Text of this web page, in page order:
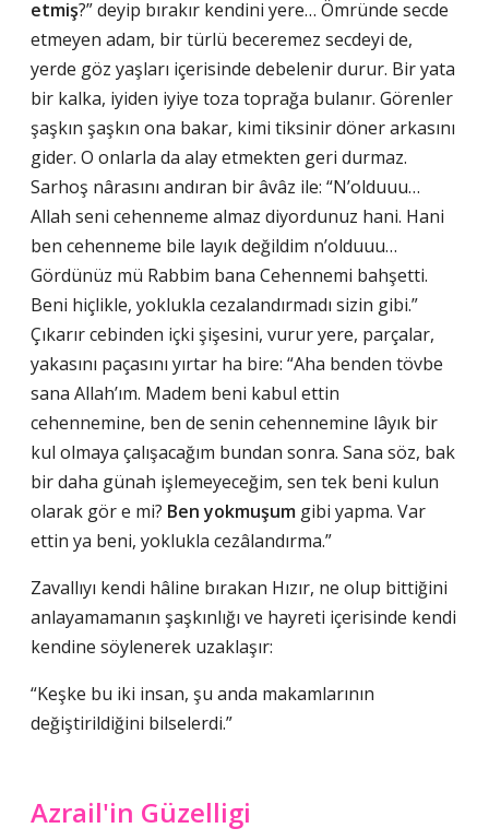
etmiş?” deyip bırakır kendini yere… Ömründe secde
etmeyen adam, bir türlü beceremez secdeyi de,
yerde göz yaşları içerisinde debelenir durur. Bir yata
bir kalka, iyiden iyiye toza toprağa bulanır. Görenler
şaşkın şaşkın ona bakar, kimi tiksinir döner arkasını
gider. O onlarla da alay etmekten geri durmaz.
Sarhoş nârasını andıran bir âvâz ile: “N’olduuu…
Allah seni cehenneme almaz diyordunuz hani. Hani
ben cehenneme bile layık değildim n’olduuu…
Gördünüz mü Rabbim bana Cehennemi bahşetti.
Beni hiçlikle, yoklukla cezalandırmadı sizin gibi.”
Çıkarır cebinden içki şişesini, vurur yere, parçalar,
yakasını paçasını yırtar ha bire: “Aha benden tövbe
sana Allah’ım. Madem beni kabul ettin
cehennemine, ben de senin cehennemine lâyık bir
kul olmaya çalışacağım bundan sonra. Sana söz, bak
bir daha günah işlemeyeceğim, sen tek beni kulun
olarak gör e mi? Ben yokmuşum gibi yapma. Var
ettin ya beni, yoklukla cezâlandırma.”
Zavallıyı kendi hâline bırakan Hızır, ne olup bittiğini
anlayamamanın şaşkınlığı ve hayreti içerisinde kendi
kendine söylenerek uzaklaşır:
“Keşke bu iki insan, şu anda makamlarının
değiştirildiğini bilselerdi.”
Azrail'in Güzelligi